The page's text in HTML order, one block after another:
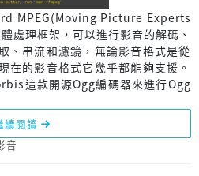
MPEG(Moving Picture Experts
處理框架，可以進行影音的解碼、
、串流和濾鏡，無論影音格式是從
在的影音格式它幾乎都能夠支援。
這款開源Ogg編碼器來進行Ogg
續閱讀
音